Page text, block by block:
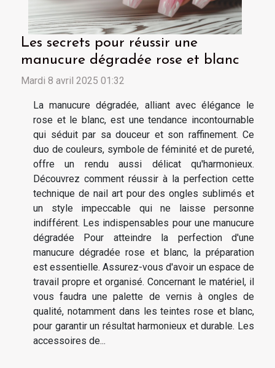
Les secrets pour réussir une
manucure dégradée rose et blanc
Mardi 8 avril 2025 01:32
La manucure dégradée, alliant avec élégance le
rose et le blanc, est une tendance incontournable
qui séduit par sa douceur et son raffinement. Ce
duo de couleurs, symbole de féminité et de pureté,
offre un rendu aussi délicat qu'harmonieux.
Découvrez comment réussir à la perfection cette
technique de nail art pour des ongles sublimés et
un style impeccable qui ne laisse personne
indifférent. Les indispensables pour une manucure
dégradée Pour atteindre la perfection d'une
manucure dégradée rose et blanc, la préparation
est essentielle. Assurez-vous d'avoir un espace de
travail propre et organisé. Concernant le matériel, il
vous faudra une palette de vernis à ongles de
qualité, notamment dans les teintes rose et blanc,
pour garantir un résultat harmonieux et durable. Les
accessoires de...